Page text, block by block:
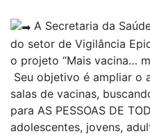
A Secretaria da
do setor de Vigilância
o projeto “Mais vacina…
Seu objetivo é ampliar o
salas de vacinas,
para AS PESSOAS DE
adolescentes, jovens,